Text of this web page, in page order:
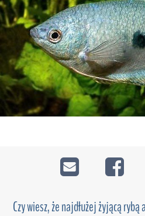
Czy wiesz, że najdłużej żyjącą